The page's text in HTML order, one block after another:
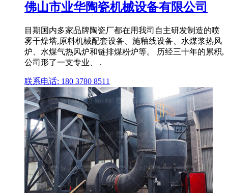
佛山市业华陶瓷机械设备有限公司
目期国内多家品牌陶瓷厂都在用我司自主研发制造的喷
雾干燥塔,原料机械配套设备、施釉线设备、水煤浆热风
炉、水煤气热风炉和链排煤粉炉等。 历经三十年的累积,
公司形了一支专业、 .
联系电话: 180 3780 8511